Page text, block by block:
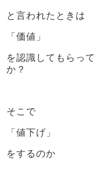
と言われたときは
「価値」
を認識してもらっ
か？
そこで
「値下げ」
をするのか